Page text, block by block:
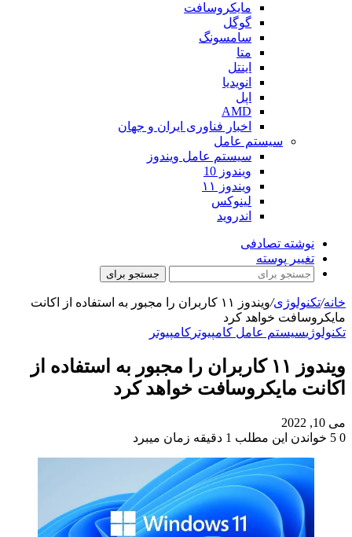
مایکروسافت
گوگل
سامسونگ
متا
اینتل
انویدیا
اپل
AMD
اخبار فناوری ایران و جهان
سیستم عامل
سیستم عامل ویندوز
ویندوز 10
ویندوز ۱۱
لینوکس
اندروید
نوشته تصادفی
تغییر پوسته
جستجو برای
خانه/تکنولوژی/
ویندوز ۱۱ کاربران را مجبور به استفاده از اکانت
مایکروسافت خواهد کرد
تکنولوژیسیستم عامل کامپیوتر کامپیوتر
ویندوز ۱۱ کاربران را مجبور به استفاده از
اکانت مایکروسافت خواهد کرد
می 10, 2022
0
خواندن این مطلب 1 دقیقه زمان میبرد